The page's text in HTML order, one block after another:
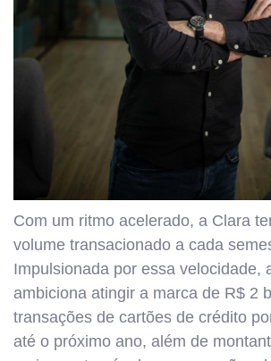
Com um ritmo acelerado, a Clara
volume transacionado a cada
Impulsionada por essa velocidade,
ambiciona atingir a marca de R$ 2
transações de cartões de crédito
até o próximo ano, além de